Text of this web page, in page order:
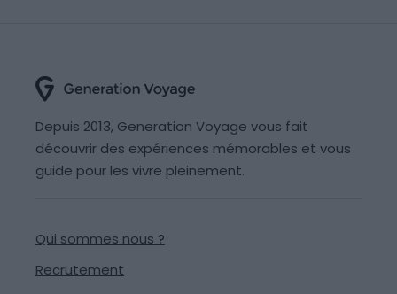
Depuis 2013, Generation Voyage vous fait
découvrir des expériences mémorables et vous
guide pour les vivre pleinement.
Qui sommes nous ?
Recrutement